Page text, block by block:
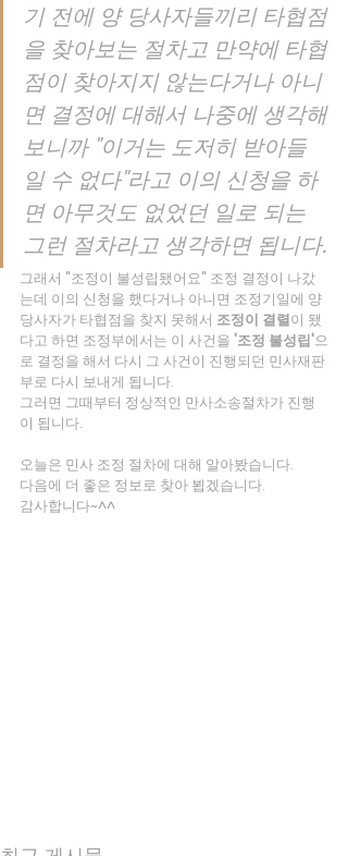
기 전에 양 당사자들끼리 타협점
을 찾아보는 절차고 만약에 타협
점이 찾아지지 않는다거나 아니
면 결정에 대해서 나중에 생각해
보니까 "이거는 도저히 받아들
일 수 없다"라고 이의 신청을 하
면 아무것도 없었던 일로 되는
그런 절차라고 생각하면 됩니다.
그래서 "조정이 불성립됐어요" 조정 결정이 나갔
는데 이의 신청을 했다거나 아니면 조정기일에 양
당사자가 타협점을 찾지 못해서 조정이 결렬이 됐
다고 하면 조정부에서는 이 사건을 '조정 불성립'으
로 결정을 해서 다시 그 사건이 진행되던 민사재판
부로 다시 보내게 됩니다.
그러면 그때부터 정상적인 만사소송절차가 진행
이 됩니다.
오늘은 민사 조정 절차에 대해 알아봤습니다.
다음에 더 좋은 정보로 찾아 뵙겠습니다.
감사합니다~^^